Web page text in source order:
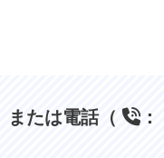
または電話（
：